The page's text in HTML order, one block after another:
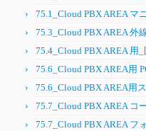
75.1_Cloud PBX AREA マ
75.3_Cloud PBX AREA 外
75.4_Cloud PBX AREA 用
75.6_Cloud PBX AREA用
75.6_Cloud PBX AREA用
75.7_Cloud PBX AREA コ
75.7_Cloud PBX AREA フ